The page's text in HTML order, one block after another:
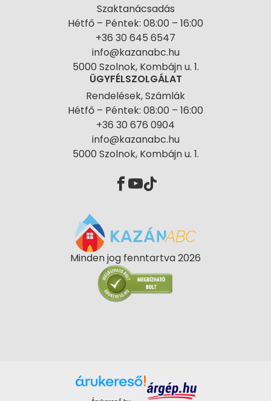
Szaktanácsadás
Hétfő – Péntek: 08:00 – 16:00
+36 30 645 6547
info@kazanabc.hu
5000 Szolnok, Kombájn u. 1.
ÜGYFÉLSZOLGÁLAT
Rendelések, Számlák
Hétfő – Péntek: 08:00 – 16:00
+36 30 676 0904
info@kazanabc.hu
5000 Szolnok, Kombájn u. 1.
Minden jog fenntartva 2026